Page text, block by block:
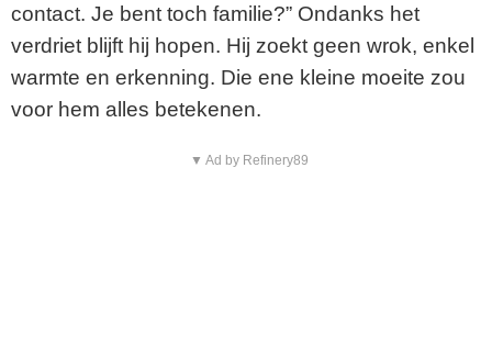
contact. Je bent toch familie?” Ondanks het
verdriet blijft hij hopen. Hij zoekt geen wrok, enkel
warmte en erkenning. Die ene kleine moeite zou
voor hem alles betekenen.
▼ Ad by Refinery89